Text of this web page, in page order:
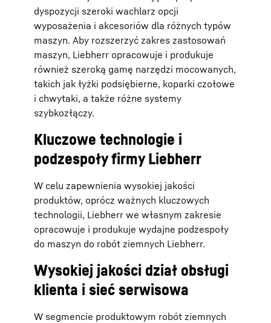
dyspozycji szeroki wachlarz opcji
wyposażenia i akcesoriów dla różnych typów
maszyn. Aby rozszerzyć zakres zastosowań
maszyn, Liebherr opracowuje i produkuje
również szeroką gamę narzędzi mocowanych,
takich jak łyżki podsiębierne, koparki czołowe
i chwytaki, a także różne systemy
szybkozłączy.
Kluczowe technologie i
podzespoły firmy Liebherr
W celu zapewnienia wysokiej jakości
produktów, oprócz ważnych kluczowych
technologii, Liebherr we własnym zakresie
opracowuje i produkuje wydajne podzespoły
do maszyn do robót ziemnych Liebherr.
Wysokiej jakości dział obsługi
klienta i sieć serwisowa
W segmencie produktowym robót ziemnych